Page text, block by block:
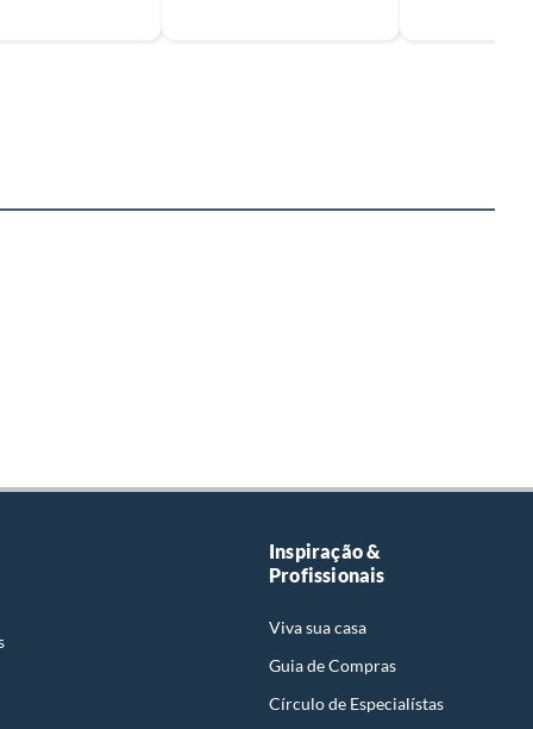
Inspiração &
Profissionais
Viva sua casa
Guia de Compras
Círculo de Especialístas